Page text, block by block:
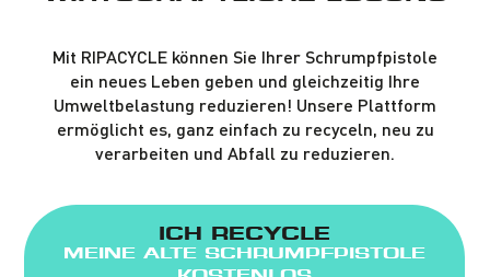
Mit RIPACYCLE können Sie Ihrer Schrumpfpistole
ein neues Leben geben und gleichzeitig Ihre
Umweltbelastung reduzieren! Unsere Plattform
ermöglicht es, ganz einfach zu recyceln, neu zu
verarbeiten und Abfall zu reduzieren.
ICH RECYCLE
MEINE ALTE SCHRUMPFPISTOLE
KOSTENLOS